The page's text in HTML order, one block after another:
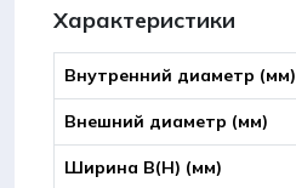
Характеристики
Внутренний диаметр (мм)
Внешний диаметр (мм)
Ширина B(Н) (мм)